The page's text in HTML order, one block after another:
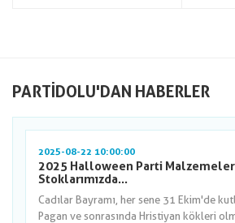
PARTIDOLU'DAN HABERLER
2025-08-22 10:00:00
2025 Halloween Parti
Stoklarımızda...
Cadılar Bayramı, her sene 31 Ekim'de
Pagan ve sonrasında Hristiyan kökleri